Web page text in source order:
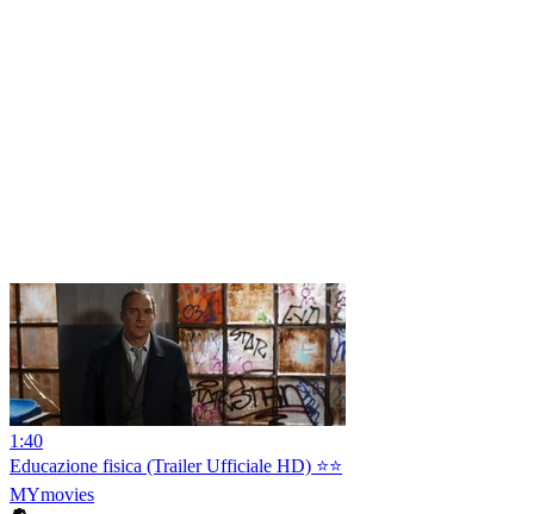
1:40
Educazione fisica (Trailer Ufficiale HD) ⭐️⭐️
MYmovies